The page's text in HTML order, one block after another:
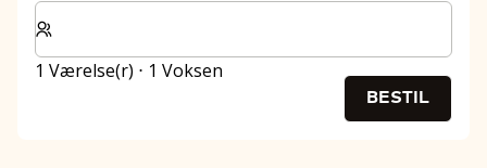
Vælg antal værelser og gæster til dit ophold
1 Værelse(r) ⋅ 1 Voksen
BESTIL